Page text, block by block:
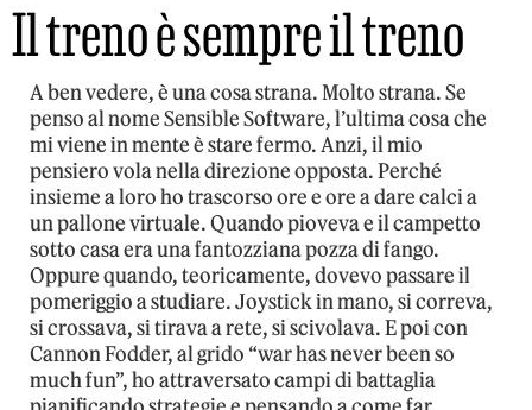
Il treno è sempre il treno
A ben vedere, è una cosa strana. Molto strana. Se
penso al nome Sensible Software, l’ultima cosa che
mi viene in mente è stare fermo. Anzi, il mio
pensiero vola nella direzione opposta. Perché
insieme a loro ho trascorso ore e ore a dare calci a
un pallone virtuale. Quando pioveva e il campetto
sotto casa era una fantozziana pozza di fango.
Oppure quando, teoricamente, dovevo passare il
pomeriggio a studiare. Joystick in mano, si correva,
si crossava, si tirava a rete, si scivolava. E poi con
Cannon Fodder, al grido “war has never been so
much fun”, ho attraversato campi di battaglia